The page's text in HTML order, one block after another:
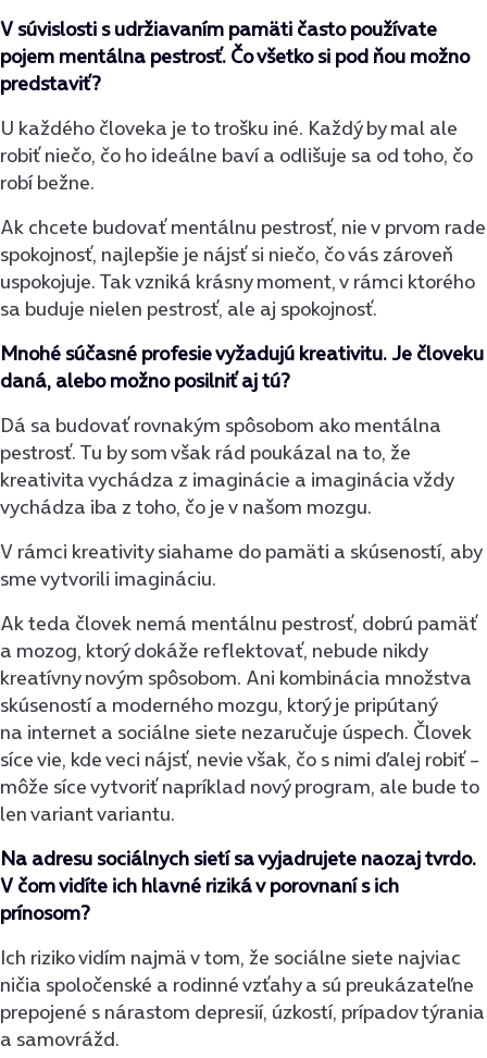
V súvislosti s udržiavaním pamäti často používate
pojem mentálna pestrosť. Čo všetko si pod ňou možno
predstaviť?
U každého človeka je to trošku iné. Každý by mal ale
robiť niečo, čo ho ideálne baví a odlišuje sa od toho, čo
robí bežne.
Ak chcete budovať mentálnu pestrosť, nie v prvom rade
spokojnosť, najlepšie je nájsť si niečo, čo vás zároveň
uspokojuje. Tak vzniká krásny moment, v rámci ktorého
sa buduje nielen pestrosť, ale aj spokojnosť.
Mnohé súčasné profesie vyžadujú kreativitu. Je človeku
daná, alebo možno posilniť aj tú?
Dá sa budovať rovnakým spôsobom ako mentálna
pestrosť. Tu by som však rád poukázal na to, že
kreativita vychádza z imaginácie a imaginácia vždy
vychádza iba z toho, čo je v našom mozgu.
V rámci kreativity siahame do pamäti a skúseností, aby
sme vytvorili imagináciu.
Ak teda človek nemá mentálnu pestrosť, dobrú pamäť
a mozog, ktorý dokáže reflektovať, nebude nikdy
kreatívny novým spôsobom. Ani kombinácia množstva
skúseností a moderného mozgu, ktorý je pripútaný
na internet a sociálne siete nezaručuje úspech. Človek
síce vie, kde veci nájsť, nevie však, čo s nimi ďalej robiť –
môže síce vytvoriť napríklad nový program, ale bude to
len variant variantu.
Na adresu sociálnych sietí sa vyjadrujete naozaj tvrdo.
V čom vidíte ich hlavné riziká v porovnaní s ich
prínosom?
Ich riziko vidím najmä v tom, že sociálne siete najviac
ničia spoločenské a rodinné vzťahy a sú preukázateľne
prepojené s nárastom depresií, úzkostí, prípadov týrania
a samovrážd.